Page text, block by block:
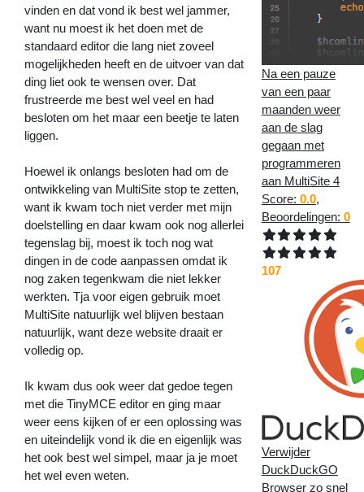
vinden en dat vond ik best wel jammer,
want nu moest ik het doen met de
standaard editor die lang niet zoveel
mogelijkheden heeft en de uitvoer van dat
ding liet ook te wensen over. Dat
frustreerde me best wel veel en had
besloten om het maar een beetje te laten
liggen.
Hoewel ik onlangs besloten had om de
ontwikkeling van MultiSite stop te zetten,
want ik kwam toch niet verder met mijn
doelstelling en daar kwam ook nog allerlei
tegenslag bij, moest ik toch nog wat
dingen in de code aanpassen omdat ik
nog zaken tegenkwam die niet lekker
werkten. Tja voor eigen gebruik moet
MultiSite natuurlijk wel blijven bestaan
natuurlijk, want deze website draait er
volledig op.
Ik kwam dus ook weer dat gedoe tegen
met die TinyMCE editor en ging maar
weer eens kijken of er een oplossing was
en uiteindelijk vond ik die en eigenlijk was
het ook best wel simpel, maar ja je moet
het wel even weten.
Na een pauze
van een paar
maanden weer
aan de slag
gegaan met
programmeren
aan MultiSite 4
Score: 0.0,
Beoordelingen: 0
107
Verwijder
DuckDuckGO
Browser zo snel